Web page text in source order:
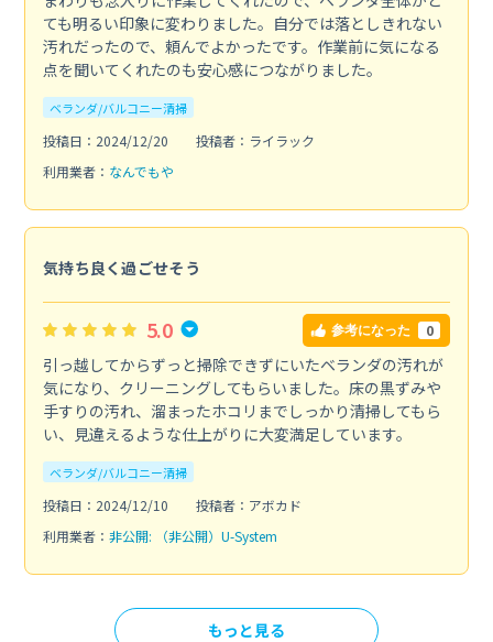
ても明るい印象に変わりました。自分では落としきれない
汚れだったので、頼んでよかったです。作業前に気になる
点を聞いてくれたのも安心感につながりました。
ベランダ/バルコニー清掃
投稿日：2024/12/20
投稿者：ライラック
利用業者： なんでもや
気持ち良く過ごせそう
5.0 参考になった 0
引っ越してからずっと掃除できずにいたベランダの汚れが
気になり、クリーニングしてもらいました。床の黒ずみや
手すりの汚れ、溜まったホコリまでしっかり清掃してもら
い、見違えるような仕上がりに大変満足しています。
ベランダ/バルコニー清掃
投稿日：2024/12/10
投稿者：アボカド
利用業者： 非公開: （非公開）U-System
もっと見る